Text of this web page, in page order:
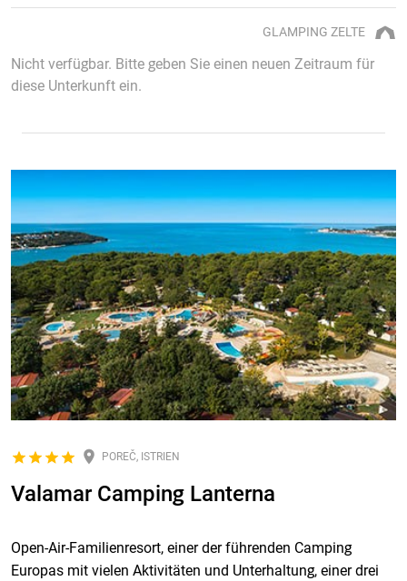
GLAMPING ZELTE
Nicht verfügbar. Bitte geben Sie einen neuen Zeitraum für
diese Unterkunft ein.
POREČ, ISTRIEN
Valamar Camping Lanterna
Open-Air-Familienresort, einer der führenden Camping
Europas mit vielen Aktivitäten und Unterhaltung, einer drei